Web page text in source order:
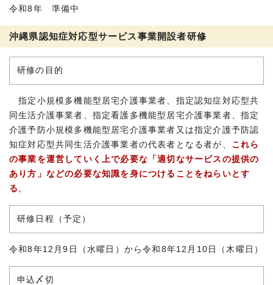
令和8年 準備中
沖縄県認知症対応型サービス事業開設者研修
研修の目的
指定小規模多機能型居宅介護事業者、指定認知症対応型共
同生活介護事業者、指定看護多機能型居宅介護事業者、指定
介護予防小規模多機能型居宅介護事業者又は指定介護予防認
知症対応型共同生活介護事業者の代表者となる者が、 これら
の事業を運営していく上で必要な「適切なサービスの提供の
あり方」などの必要な知識を身につけることをねらいとす
る 。
研修日程（予定）
令和8年12月9日（水曜日）から令和8年12月10日（木曜日）
申込〆切